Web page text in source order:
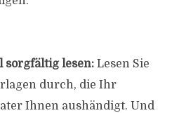
sorgfältig lesen:Lesen Sie
durch, die Ihr
Ihnen aushändigt. Und